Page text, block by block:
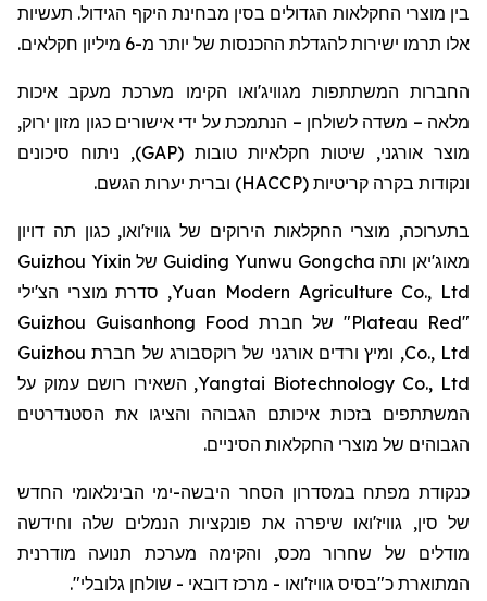
בין מוצרי החקלאות הגדולים בסין מבחינת היקף הגידול. תעשיות
אלו תרמו ישירות להגדלת ההכנסות של יותר מ-6 מיליון חקלאים.
החברות המשתתפות מגוויג'ואו הקימו מערכת מעקב איכות
מלאה – משדה לשולחן – הנתמכת על ידי אישורים כגון מזון ירוק,
מוצר אורגני, שיטות חקלאיות טובות (GAP), ניתוח סיכונים
ונקודות בקרה קריטיות (HACCP) וברית יערות הגשם.
בתערוכה, מוצרי החקלאות הירוקים של גוויז'ואו, כגון תה דויון
מאוג'יאן ותה Guiding Yunwu Gongcha של
Guizhou Yixin
Yuan Modern Agriculture Co., Ltd, סדרת מוצרי הצ'ילי
"Plateau Red" של חברת Guizhou Guisanhong Food
Co., Ltd, ומיץ ורדים אורגני של רוקסבורג של חברת Guizhou
Yangtai Biotechnology Co., Ltd, השאירו רושם עמוק על
המשתתפים בזכות איכותם הגבוהה והציגו את הסטנדרטים
הגבוהים של מוצרי החקלאות הסיניים.
כנקודת מפתח במסדרון הסחר היבשה-ימי הבינלאומי החדש
של סין, גוויז'ואו שיפרה את פונקציות הנמלים שלה וחידשה
מודלים של שחרור מכס, והקימה מערכת תנועה מודרנית
המתוארת כ"בסיס גוויז'ואו - מרכז דובאי - שולחן גלובלי".